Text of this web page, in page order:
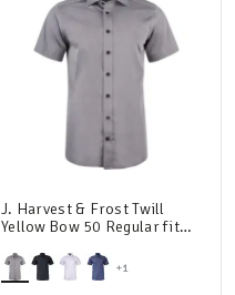
+1
J. Harvest & Frost Twill
Yellow Bow 50 Regular fit